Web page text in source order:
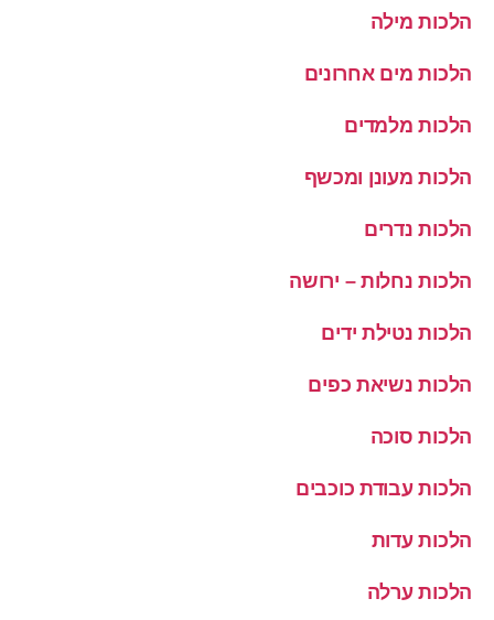
הלכות מילה
הלכות מים אחרונים
הלכות מלמדים
הלכות מעונן ומכשף
הלכות נדרים
הלכות נחלות – ירושה
הלכות נטילת ידים
הלכות נשיאת כפים
הלכות סוכה
הלכות עבודת כוכבים
הלכות עדות
הלכות ערלה